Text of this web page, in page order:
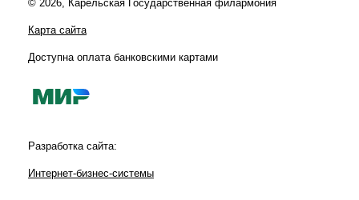
© 2026, Карельская Государственная филармония
Карта сайта
Доступна оплата банковскими картами
Разработка сайта:
Интернет-бизнес-системы